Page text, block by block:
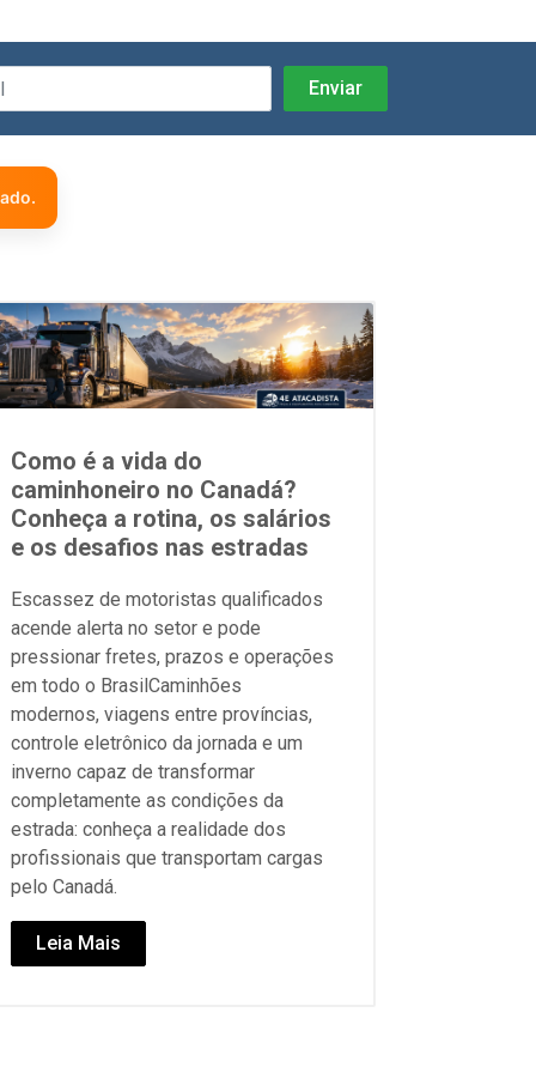
Como é a vida do
caminhoneiro no Canadá?
Conheça a rotina, os salários
e os desafios nas estradas
Escassez de motoristas qualificados
acende alerta no setor e pode
pressionar fretes, prazos e operações
em todo o BrasilCaminhões
modernos, viagens entre províncias,
controle eletrônico da jornada e um
inverno capaz de transformar
completamente as condições da
estrada: conheça a realidade dos
profissionais que transportam cargas
pelo Canadá.
Leia Mais